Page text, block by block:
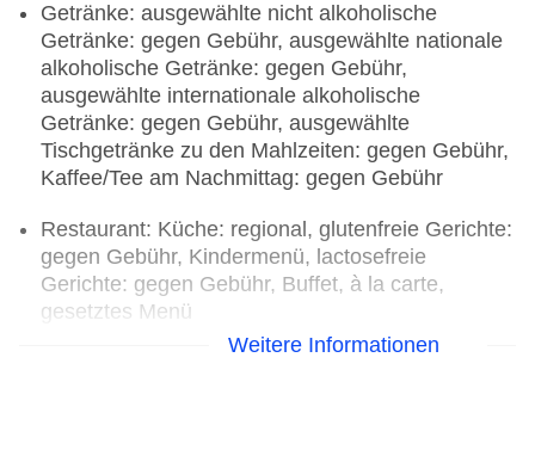
Getränke: ausgewählte nicht alkoholische
Getränke: gegen Gebühr, ausgewählte nationale
alkoholische Getränke: gegen Gebühr,
ausgewählte internationale alkoholische
Getränke: gegen Gebühr, ausgewählte
Tischgetränke zu den Mahlzeiten: gegen Gebühr,
Kaffee/Tee am Nachmittag: gegen Gebühr
Restaurant: Küche: regional, glutenfreie Gerichte:
gegen Gebühr, Kindermenü, lactosefreie
Gerichte: gegen Gebühr, Buffet, à la carte,
gesetztes Menü
Weitere Informationen